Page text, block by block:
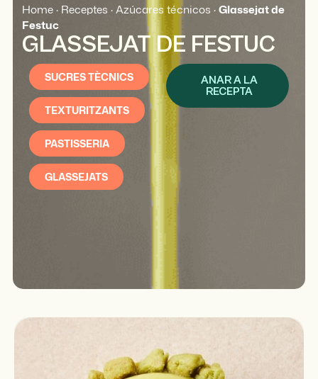
Home· Receptes ·Azúcares técnicos ·Glassejat de
Festuc
GLASSEJAT DE FESTUC
SUCRES TÈCNICS
TEXTURITZANTS
PASTISSERIA
GLASSEJATS
ANAR A LA
RECEPTA